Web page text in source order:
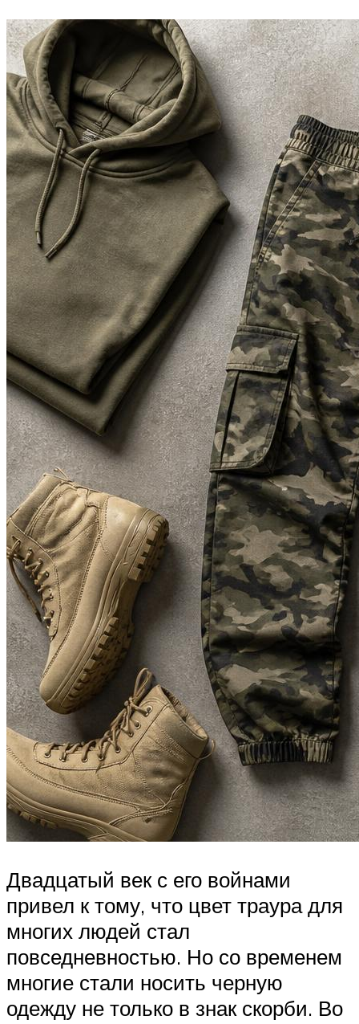
Двадцатый век с его войнами
привел к тому, что цвет траура для
многих людей стал
повседневностью. Но со временем
многие стали носить черную
одежду не только в знак скорби. Во